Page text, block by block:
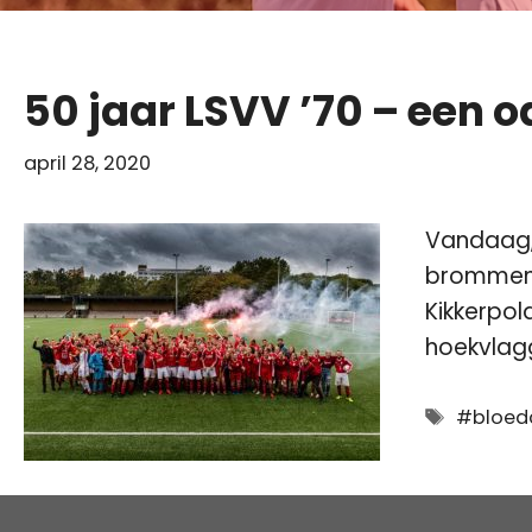
50 jaar LSVV ’70 – een
april 28, 2020
Tags